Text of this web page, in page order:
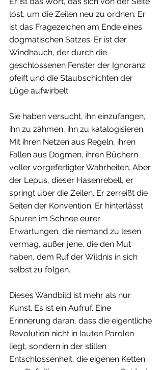
löst, um die Zeilen neu zu ordnen. Er
ist das Fragezeichen am Ende eines
dogmatischen Satzes. Er ist der
Windhauch, der durch die
geschlossenen Fenster der Ignoranz
pfeift und die Staubschichten der
Lüge aufwirbelt.
Sie haben versucht, ihn einzufangen,
ihn zu zähmen, ihn zu katalogisieren.
Mit ihren Netzen aus Regeln, ihren
Fallen aus Dogmen, ihren Büchern
voller vorgefertigter Wahrheiten. Aber
der Lepus, dieser Hasenrebell, er
springt über die Zeilen. Er zerreißt die
Seiten der Konvention. Er hinterlässt
Spuren im Schnee eurer
Erwartungen, die niemand zu lesen
vermag, außer jene, die den Mut
haben, dem Ruf der Wildnis in sich
selbst zu folgen.
Dieses Wandbild ist mehr als nur
Kunst. Es ist ein Aufruf. Eine
Erinnerung daran, dass die eigentliche
Revolution nicht in lauten Parolen
liegt, sondern in der stillen
Entschlossenheit, die eigenen Ketten